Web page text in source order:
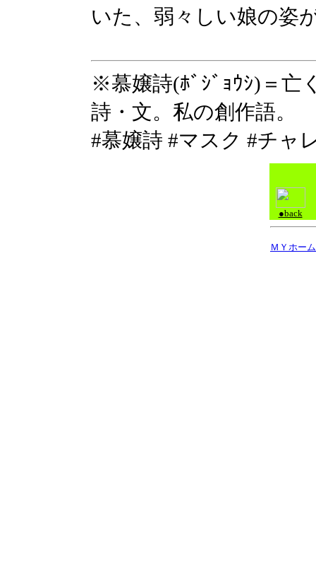
いた、弱々しい娘の姿
※慕嬢詩(ﾎﾞｼﾞｮｳｼ)＝亡
詩・文。私の創作語。
#慕嬢詩 #マスク #チャ
●back
ＭＹホー